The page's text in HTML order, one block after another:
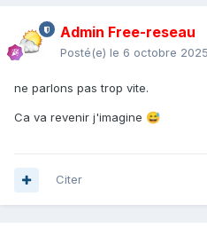
Admin Free-reseau
Posté(e) le 6 octobre 2025
ne parlons pas trop vite.
Ca va revenir j'imagine 😅
Citer